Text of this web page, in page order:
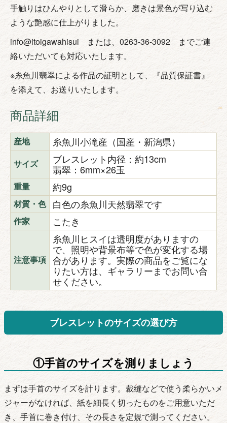
手触りはひんやりとして滑らか、磨きは景色が写り込む
ような艶感に仕上がりました。
info@itoigawahisui または、0263-36-3092 までご連
絡いただいても対応いたします。
※糸魚川翡翠による作品の証明として、『品質保証書』
を添えて、お送りいたします。
商品詳細
産地 糸魚川小滝産（国産・新潟県）
サイズ
ブレスレット内径：約13cm
翡翠：6mm×26玉
重量 約9g
材質・色 白色の糸魚川天然翡翠です
作家 こたき
注意事項
糸魚川ヒスイは透明度がありますの
で、照明や背景布等で色が変化する場
合があります。実際の商品をご覧にな
りたい方は、ギャラリーまでお問い合
せください。
ブレスレットのサイズの選び方
①手首のサイズを測りましょう
まずは手首のサイズを計ります。裁縫などで使う柔らかいメ
ジャーがなければ、紙を細長く切ったものをご用意いただ
き、手首に巻き付け、その長さを定規で測ってください。